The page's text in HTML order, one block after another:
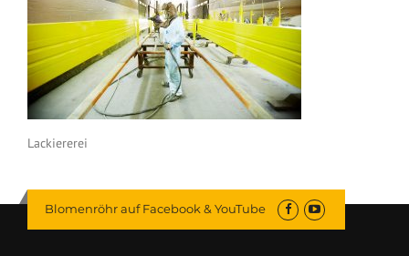
Lackiererei
Blomenröhr auf Facebook & YouTube